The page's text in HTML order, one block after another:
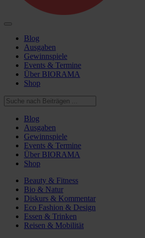
Blog
Ausgaben
Gewinnspiele
Events & Termine
Über BIORAMA
Shop
Blog
Ausgaben
Gewinnspiele
Events & Termine
Über BIORAMA
Shop
Beauty & Fitness
Bio & Natur
Diskurs & Kommentar
Eco Fashion & Design
Essen & Trinken
Reisen & Mobilität